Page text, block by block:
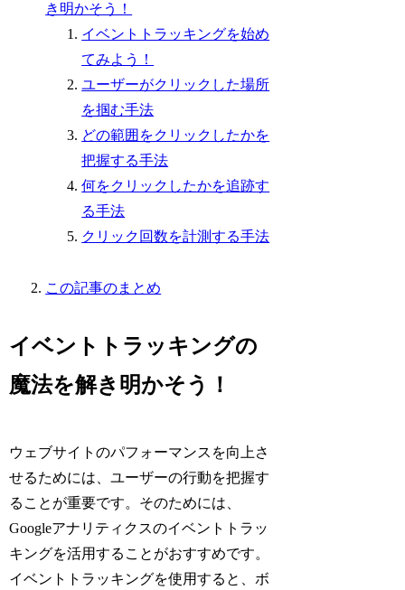
き明かそう！
イベントトラッキングを始め
てみよう！
ユーザーがクリックした場所
を掴む手法
どの範囲をクリックしたかを
把握する手法
何をクリックしたかを追跡す
る手法
クリック回数を計測する手法
この記事のまとめ
イベントトラッキングの
魔法を解き明かそう！
ウェブサイトのパフォーマンスを向上さ
せるためには、ユーザーの行動を把握す
ることが重要です。そのためには、
Googleアナリティクスのイベントトラッ
キングを活用することがおすすめです。
イベントトラッキングを使用すると、ボ